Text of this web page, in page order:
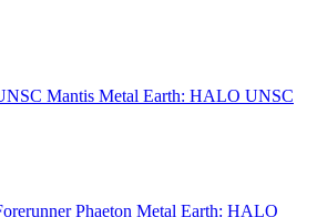
Metal Earth: HALO UNSC
Metal Earth: HALO